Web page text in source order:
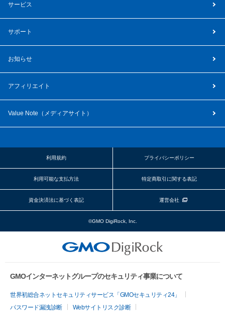
サービス
サポート
お知らせ
アフィリエイト
Value Note（ メディアサイト ）
利用規約 プライバシーポリシー
利用可能な支払方法 特定商取引に関する表記
資金決済法に基づく表記 運営会社
©GMO DigiRock, Inc.
GMOインターネットグループのセキュリティ事業について
世界初総合ネットセキュリティサービス「GMOセキュリティ24」
パスワード漏洩診断
Webサイトリスク診断